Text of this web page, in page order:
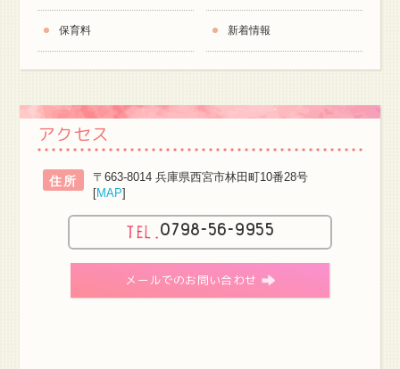
保育料 新着情報
アクセス
住所
〒663-8014 兵庫県西宮市林田町10番28号
[MAP]
0798-56-9955
メールでのお問い合わせ